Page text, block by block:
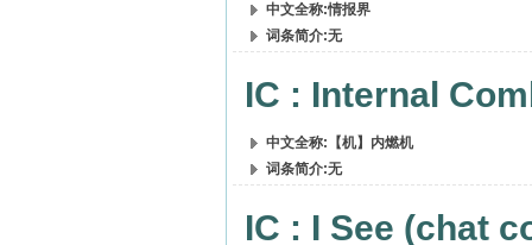
中文全称:情报界
词条简介:无
IC : Internal
中文全称:【机】内燃机
词条简介:无
IC : I See (chat